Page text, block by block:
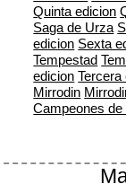
Quinta edicion
Saga de Urza
edicion Sexta
Tempestad
edicion Tercera
Mirrodin
Campeones